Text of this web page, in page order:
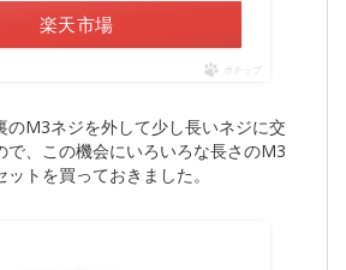
楽天市場
ポチップ
のM3ネジを外して少し長いネジに交
で、この機会にいろいろな長さのM3
トを買っておきました。